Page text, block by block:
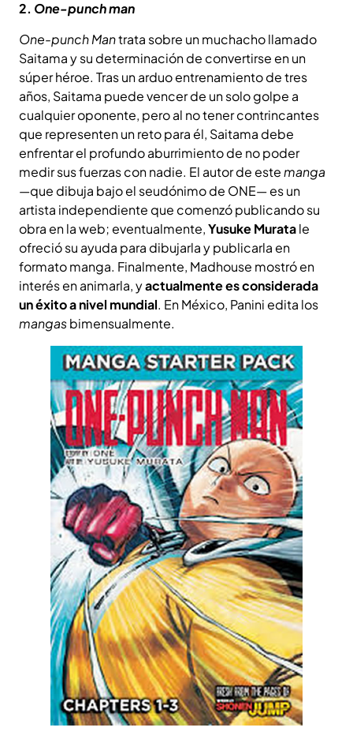
2. One-punch man
One-punch Mantrata sobre un muchacho llamado
Saitama y su determinación de convertirse en un
súper héroe. Tras un arduo entrenamiento de tres
años, Saitama puede vencer de un solo golpe a
cualquier oponente, pero al no tener contrincantes
que representen un reto para él, Saitama debe
enfrentar el profundo aburrimiento de no poder
medir sus fuerzas con nadie. El autor de estemanga
—que dibuja bajo el seudónimo de ONE— es un
artista independiente que comenzó publicando su
obra en la web; eventualmente,Yusuke Muratale
ofreció su ayuda para dibujarla y publicarla en
formato manga. Finalmente, Madhouse mostró en
interés en animarla, yactualmente es considerada
un éxito a nivel mundial. En México, Panini edita los
mangasbimensualmente.